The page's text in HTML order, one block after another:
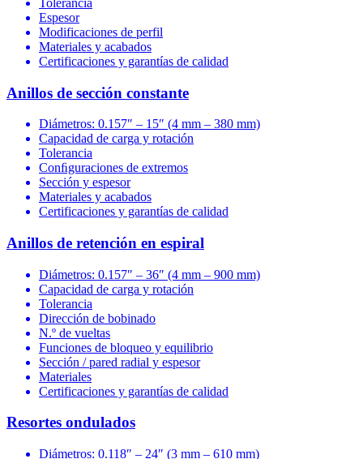
Espesor
Modificaciones de perfil
Materiales y acabados
Certificaciones y garantías de calidad
Anillos de sección constante
Diámetros: 0.157″ – 15″ (4 mm – 380 mm)
Capacidad de carga y rotación
Tolerancia
Conﬁguraciones de extremos
Sección y espesor
Materiales y acabados
Certificaciones y garantías de calidad
Anillos de retención en espiral
Diámetros: 0.157″ – 36″ (4 mm – 900 mm)
Capacidad de carga y rotación
Tolerancia
Dirección de bobinado
N.º de vueltas
Funciones de bloqueo y equilibrio
Sección / pared radial y espesor
Materiales
Certificaciones y garantías de calidad
Resortes ondulados
Diámetros: 0.118″ – 24″ (3 mm – 610 mm)